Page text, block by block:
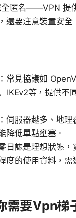
全匿名——VPN 提
還要注意裝置安全
常見協議如
IKEv2等，提供不
伺服器越多、地理
降低單點壅塞。
日誌是理想狀態
度的使用資料，需
需要Vpn梯